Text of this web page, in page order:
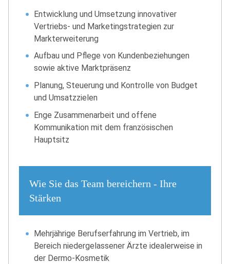
Entwicklung und Umsetzung innovativer
Vertriebs- und Marketingstrategien zur
Markterweiterung
Aufbau und Pflege von Kundenbeziehungen
sowie aktive Marktpräsenz
Planung, Steuerung und Kontrolle von Budget
und Umsatzzielen
Enge Zusammenarbeit und offene
Kommunikation mit dem französischen
Hauptsitz
Wie Sie das Team bereichern - Ihre
Stärken
Mehrjährige Berufserfahrung im Vertrieb, im
Bereich niedergelassener Ärzte idealerweise in
der Dermo-Kosmetik